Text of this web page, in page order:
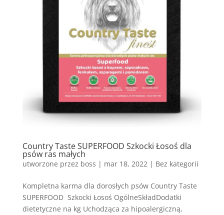
Country Taste SUPERFOOD Szkocki Łosoś dla
psów ras małych
utworzone przez boss | mar 18, 2022| Bez kategorii
Kompletna karma dla dorosłych psów Country Taste
SUPERFOOD Szkocki Łosoś OgólneSkładDodatki
dietetyczne na kg Uchodząca za hipoalergiczną,